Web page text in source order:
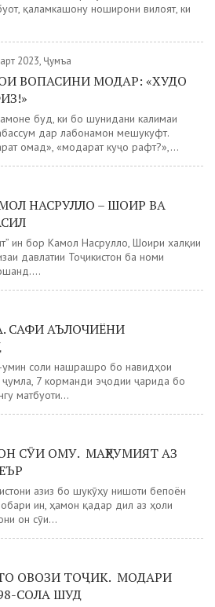
қаламкашону ноширони вилоят, ки
2023, Ҷумъа
ВОПАСИНИ МОДАР: «ХУДО
буд, ки бо шунидани калимаи
дар лабонамон мешукуфт.
омад», «модарат куҷо рафт?»,...
НАСРУЛЛО – ШОИР ВА
ин бор Камол Насрулло, Шоири халқии
давлатии Тоҷикистон ба номи
САФИ АЪЛОЧИЁНИ
умин соли нашрашро бо навидҳои
7 корманди эҷодии ҷарида бо
матбуоти...
СӮИ ОМУ. МАҲРУМИЯТ АЗ
азиз бо шукӯҳу нишоти бепоён
ин, ҳамон қадар дил аз ҳоли
он сӯи...
ОВОЗИ ТОҶИК. МОДАРИ
СОЛА ШУД